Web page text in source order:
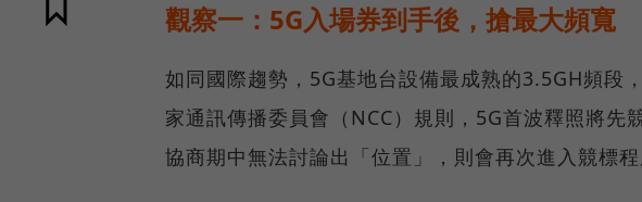
觀察一：5G入場券到手後，搶最大頻寬
如同國際趨勢，5G基地台設備最成熟的3.5GH頻段
家通訊傳播委員會（NCC）規則，5G首波釋照將先
協商期中無法討論出「位置」，則會再次進入競標程